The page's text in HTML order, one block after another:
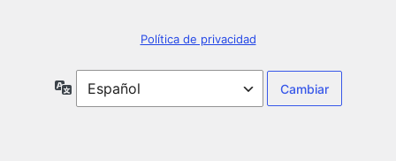
Política de privacidad
Idioma